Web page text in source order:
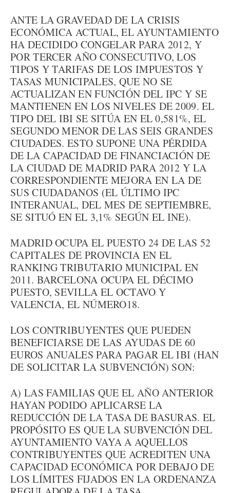
ANTE LA GRAVEDAD DE LA CRISIS
ECONÓMICA ACTUAL, EL AYUNTAMIENTO
HA DECIDIDO CONGELAR PARA 2012, Y
POR TERCER AÑO CONSECUTIVO, LOS
TIPOS Y TARIFAS DE LOS IMPUESTOS Y
TASAS MUNICIPALES, QUE NO SE
ACTUALIZAN EN FUNCIÓN DEL IPC Y SE
MANTIENEN EN LOS NIVELES DE 2009. EL
TIPO DEL IBI SE SITÚA EN EL 0,581%, EL
SEGUNDO MENOR DE LAS SEIS GRANDES
CIUDADES. ESTO SUPONE UNA PÉRDIDA
DE LA CAPACIDAD DE FINANCIACIÓN DE
LA CIUDAD DE MADRID PARA 2012 Y LA
CORRESPONDIENTE MEJORA EN LA DE
SUS CIUDADANOS (EL ÚLTIMO IPC
INTERANUAL, DEL MES DE SEPTIEMBRE,
SE SITUÓ EN EL 3,1% SEGÚN EL INE).
MADRID OCUPA EL PUESTO 24 DE LAS 52
CAPITALES DE PROVINCIA EN EL
RANKING TRIBUTARIO MUNICIPAL EN
2011. BARCELONA OCUPA EL DÉCIMO
PUESTO, SEVILLA EL OCTAVO Y
VALENCIA, EL NÚMERO18.
LOS CONTRIBUYENTES QUE PUEDEN
BENEFICIARSE DE LAS AYUDAS DE 60
EUROS ANUALES PARA PAGAR EL IBI (HAN
DE SOLICITAR LA SUBVENCIÓN) SON:
A) LAS FAMILIAS QUE EL AÑO ANTERIOR
HAYAN PODIDO APLICARSE LA
REDUCCIÓN DE LA TASA DE BASURAS. EL
PROPÓSITO ES QUE LA SUBVENCIÓN DEL
AYUNTAMIENTO VAYA A AQUELLOS
CONTRIBUYENTES QUE ACREDITEN UNA
CAPACIDAD ECONÓMICA POR DEBAJO DE
LOS LÍMITES FIJADOS EN LA ORDENANZA